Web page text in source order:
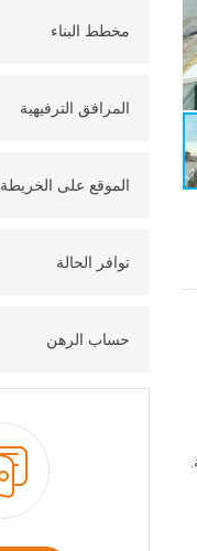
مخطط البناء
المرافق الترفيهية
الموقع على الخريطة
توافر الحالة
حساب الرهن